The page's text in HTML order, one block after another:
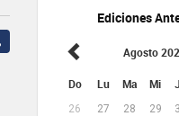
Ediciones
Agosto
Do Lu Ma Mi
26 27 28 29